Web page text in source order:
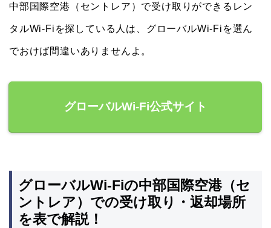
中部国際空港（セントレア）で受け取りができるレン
タルWi-Fiを探している人は、グローバルWi-Fiを選ん
でおけば間違いありませんよ。
グローバルWi-Fi公式サイト
グローバルWi-Fiの中部国際空港（セ
ントレア）での受け取り・返却場所
を表で解説！